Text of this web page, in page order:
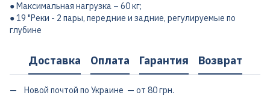
● Максимальная нагрузка – 60 кг;
● 19 "Реки - 2 пары, передние и задние, регулируемые по
глубине
Доставка Оплата Гарантия Возврат
Новой почтой по Украине — от 80 грн.